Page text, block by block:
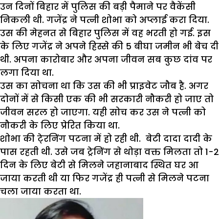
उन दिनों बिहार में पुलिस की बड़ी पैमाने पर वैकेंसी
निकली थी. गजेंद्र ने पत्नी शोभा को अप्लाई करा दिया.
उस की मेहनत से बिहार पुलिस में वह भरती हो गई. इस
के लिए गजेंद्र ने अपने हिस्से की 5 बीघा जमीन भी बेच दी
थी. अपना कारोबार और अपना जीवन सब कुछ दांव पर
लगा दिया था.
उस का सोचना था कि उस की भी प्राइवेट जौब है. अगर
दोनों में से किसी एक की भी सरकारी नौकरी हो जाए तो
जीवन सरल हो जाएगा. यही सोच कर उस ने पत्नी को
नौकरी के लिए प्रेरित किया था.
शोभा की टे्रनिंग पटना में हो रही थी. बेटी दादा दादी के
पास रहती थी. उसे जब ट्रेनिंग से थोड़ा वक्त मिलता तो 1-2
दिन के लिए बेटी से मिलने जहानाबाद स्थित घर आ
जाया करती थी या फिर गजेंद्र ही पत्नी से मिलने पटना
चला जाया करता था.